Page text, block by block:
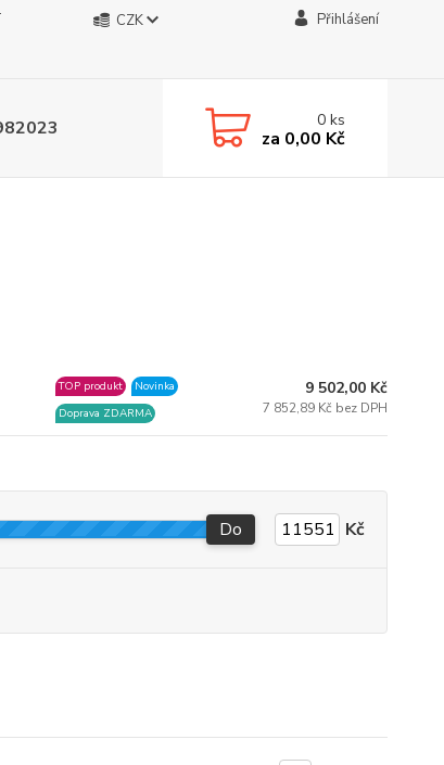
CZK Přihlášení
0ks
za 0,00 Kč
TOP produkt
Novinka
Doprava ZDARMA
9 502,00 Kč
7 852,89 Kč bez DPH
Do Kč